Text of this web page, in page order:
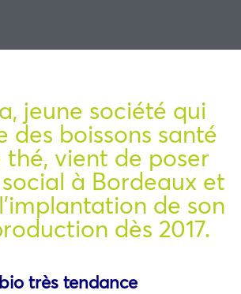
jeune société qui
des boissons santé
thé, vient de poser
à Bordeaux et
de son
dès 2017.
très tendance